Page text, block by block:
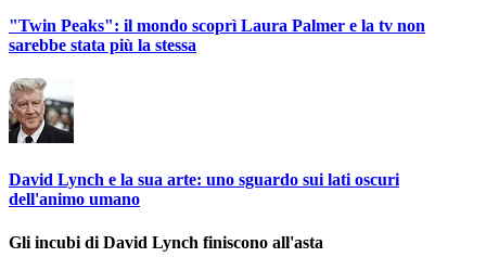
"Twin Peaks": il mondo scoprì Laura Palmer e la tv non
sarebbe stata più la stessa
David Lynch e la sua arte: uno sguardo sui lati oscuri
dell'animo umano
Gli incubi di David Lynch finiscono all'asta